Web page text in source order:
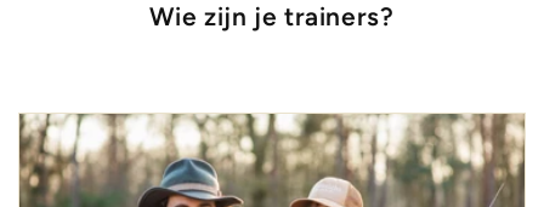
Wie zijn je trainers?